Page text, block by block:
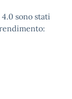
sono stati